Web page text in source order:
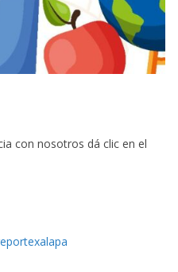
con nosotros dá clic en el